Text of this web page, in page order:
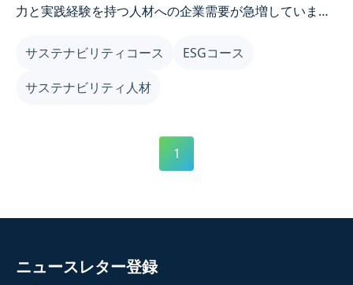
力と実践経験を持つ人材への企業需要が急増していま
視で、若者が職場での競争優位を身につけ、サステナビ
リティ業界に迅速に参入できるよう支援します。
サステナビリティコース
ESGコース
サステナビリティ人材
1
ニュースレター登録